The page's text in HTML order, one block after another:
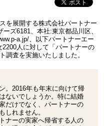
を展開する株式会社パートナー
ズ6181、本社:東京都品川区、
a.jp/、以下パートナーエー
人に対して「パートナーの
調査を実施いたしました。
。2016年も年末に向けて帰
ないでしょうか。特に結婚
だけでなく、パートナーの
しれません。
ナーの実家へ帰省する人の